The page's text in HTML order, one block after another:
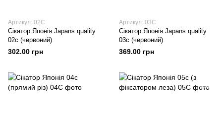
Артикул: 02C
Сікатор Японія Japans quality
02c (червоний)
302.00 грн
Артикул: 03C
Сікатор Японія Japans quality
03c (червоний)
369.00 грн